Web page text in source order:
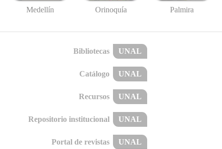
Medellín Orinoquía Palmira
Bibliotecas UNAL
Catálogo UNAL
Recursos UNAL
Repositorio institucional UNAL
Portal de revistas UNAL